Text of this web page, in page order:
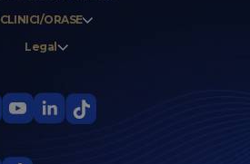
CLINICI/ORASE
Legal